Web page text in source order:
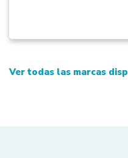
Ver todas las marcas